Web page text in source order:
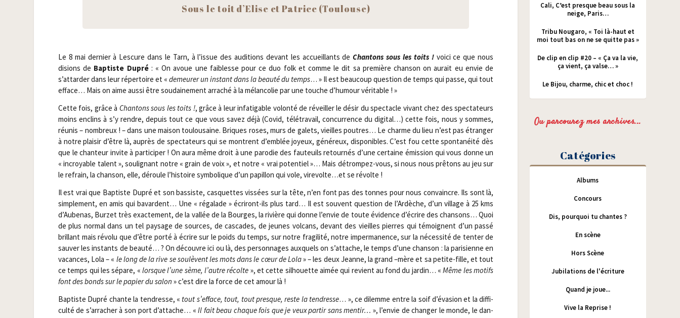
Sous le toit d’Elise et Patrice (Tou­louse)
Le 8 mai der­nier à Les­cure dans le Tarn, à l’issue des audi­tions devant les accueillants deChan­tons sous les toits !voi­ci ce que nous
disions de Bap­tiste Dupré: « On avoue une fai­blesse pour ce duo folk et comme le dit sa pre­mière chan­son on aurait eu envie de
s’attarder dans leur réper­toire et «demeu­rer un ins­tant dans la beau­té du temps… » Il est beau­coup ques­tion de temps qui passe, qui tout
efface… Mais on aime aus­si être sou­dai­ne­ment arra­ché à la mélan­co­lie par une touche d’humour véritable ! »
Cette fois, grâce à Chan­tons sous les toits !, grâce à leur infa­ti­gable volon­té de réveiller le désir du spec­tacle vivant chez des spec­ta­teurs
moins enclins à s’y rendre, depuis tout ce que vous savez déjà (Covid, télé­tra­vail, concur­rence du digi­tal…) cette fois, nous y sommes,
réunis – nom­breux ! – dans une mai­son tou­lou­saine. Briques roses, murs de galets, vieilles poutres… Le charme du lieu n’est pas étran­ger
à notre plai­sir d’être là, auprès de spec­ta­teurs qui se montrent d’emblée joyeux, géné­reux, dis­po­nibles. C’est fou cette spon­ta­néi­té dès
que le chan­teur invite à par­ti­ci­per ! On aura même droit à une paro­die des fau­teuils retour­nés d’une cer­taine émis­sion qui vous donne un
« incroyable talent », sou­li­gnant notre « grain de voix », et notre « vrai poten­tiel »… Mais détrom­pez-vous, si nous nous prê­tons au jeu sur
le refrain, la chan­son, elle, déroule l’histoire sym­bo­lique d’un papillon qui vole, virevolte…et se révolte !
Il est vrai que Bap­tiste Dupré et son bas­siste, cas­quettes vis­sées sur la tête, n’en font pas des tonnes pour nous convaincre. Ils sont là,
sim­ple­ment, en amis qui bavardent… Une « réga­lade » écri­ront-ils plus tard… Il est sou­vent ques­tion de l’Ardèche, d’un vil­lage à 25 kms
d’Aubenas, Bur­zet très exac­te­ment, de la val­lée de la Bourges, la rivière qui donne l’envie de toute évi­dence d’écrire des chan­sons… Quoi
de plus nor­mal dans un tel pay­sage de sources, de cas­cades, de jeunes vol­cans, devant des vieilles pierres qui témoignent d’un pas­sé
brillant mais révo­lu que d’être por­té à écrire sur le poids du temps, sur notre fra­gi­li­té, notre imper­ma­nence, sur la néces­si­té de ten­ter de
sau­ver les ins­tants de beau­té… ? On découvre ici ou là, des per­son­nages aux­quels on s’attache, le temps d’une chan­son : la pari­sienne en
vacances, Lola – « le long de la rive se sou­lèvent les mots dans le cœur de Lola» – les deux Jeanne, la grand –mère et sa petite-fille, et tout
ce temps qui les sépare, « lorsque l’une sème, l’autre récolte », et cette sil­houette aimée qui revient au fond du jar­din… «Même les motifs
font des bonds sur le papier du salon » c’est dire la force de cet amour là !
Bap­tiste Dupré chante la ten­dresse, « tout s’efface, tout, tout presque, reste la ten­dresse… », ce dilemme entre la soif d’évasion et la dif­fi­
cul­té de s’arracher à son port d’attache… «Il fait beau chaque fois que je veux par­tir sans men­tir… », l’envie de chan­ger le monde, le dan­
Cali, C’est presque beau sous la
neige, Paris…
Tribu Nougaro, « Toi là-haut et
moi tout bas on ne se quitte pas »
De clip en clip #20 – « Ça va la vie,
ça vient, ça valse… »
Le Bijou, charme, chic et choc !
Ou parcourez mes archives...
Catégories
Albums
Concours
Dis, pourquoi tu chantes ?
En scène
Hors Scène
Jubilations de l'écriture
Quand je joue...
Vive la Reprise !